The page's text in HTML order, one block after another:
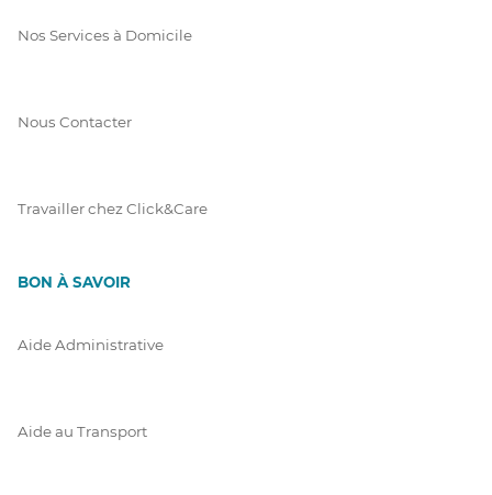
Nos Services à Domicile
Nous Contacter
Travailler chez Click&Care
BON À SAVOIR
Aide Administrative
Aide au Transport